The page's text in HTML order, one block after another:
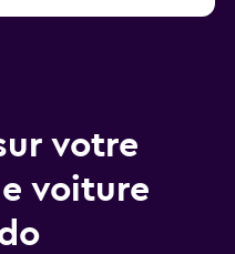
votre
voiture